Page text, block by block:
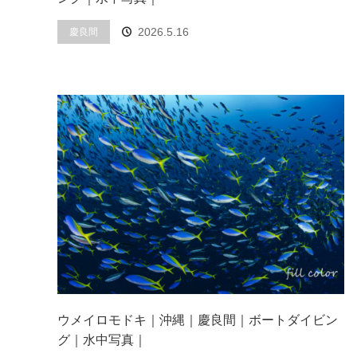
慶良間 2026.5.16
ウメイロモドキ｜沖縄｜慶良間｜ボートダイビン
グ｜水中写真｜